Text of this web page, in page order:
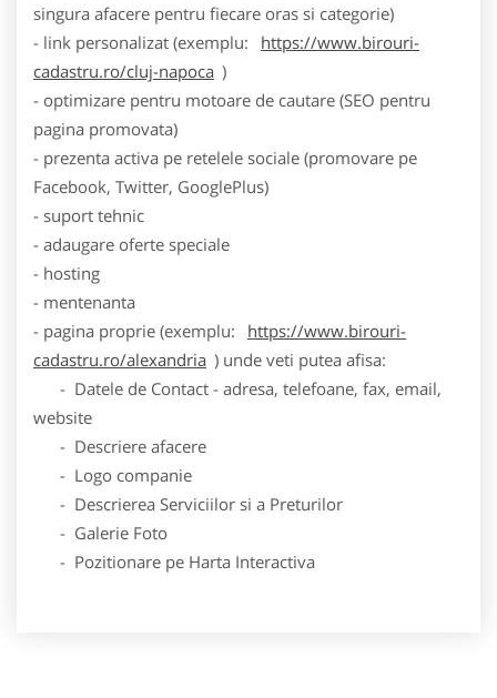
singura afacere pentru fiecare oras si categorie)
- link personalizat (exemplu:
https://www.birouri-
cadastru.ro/cluj-napoca )
- optimizare pentru motoare de cautare (SEO pentru
pagina promovata)
- prezenta activa pe retelele sociale (promovare pe
Facebook, Twitter, GooglePlus)
- suport tehnic
- adaugare oferte speciale
- hosting
- mentenanta
- pagina proprie (exemplu:
https://www.birouri-
cadastru.ro/alexandria ) unde veti putea afisa:
- Datele de Contact - adresa, telefoane, fax, email,
website
- Descriere afacere
- Logo companie
- Descrierea Serviciilor si a Preturilor
- Galerie Foto
- Pozitionare pe Harta Interactiva